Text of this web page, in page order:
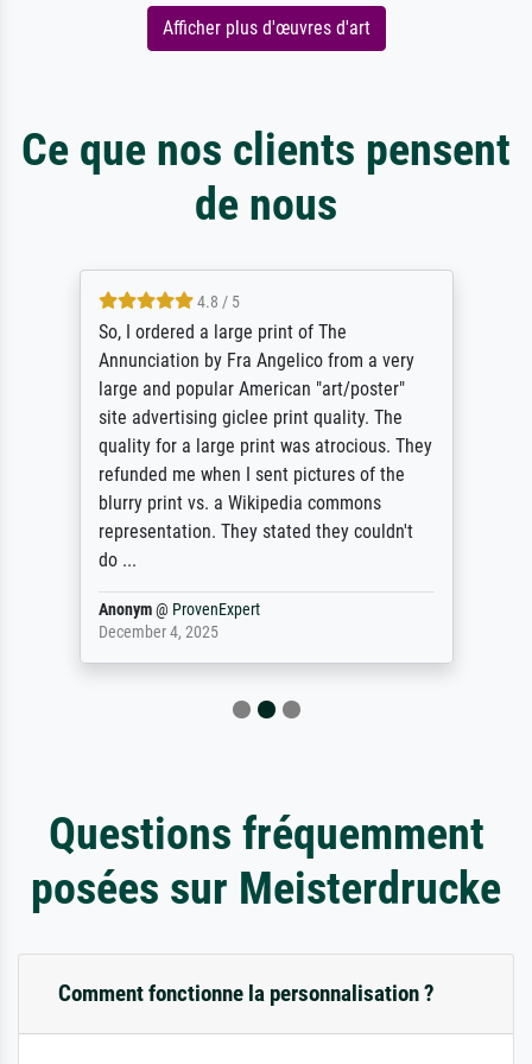
Afficher plus d'œuvres d'art
Ce que nos clients pensent
de nous
4.8 / 5
So, I ordered a large print of The
Annunciation by Fra Angelico from a very
large and popular American "art/poster"
site advertising giclee print quality. The
quality for a large print was atrocious. They
refunded me when I sent pictures of the
blurry print vs. a Wikipedia commons
representation. They stated they couldn't
do ...
Anonym@ ProvenExpert
December 4, 2025
Questions fréquemment
posées sur Meisterdrucke
Comment fonctionne la personnalisation ?